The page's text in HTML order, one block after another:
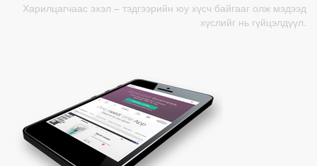
Харилцагчаас эхэл – тэдгээрийн юу хүсч байгааг олж мэдээд
хүслийг нь гүйцэлдүүл.